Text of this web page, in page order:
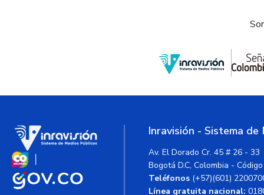
Inravisión - Sistema
Av. El Dorado Cr. 45 # 26 - 33
Bogotá D.C, Colombia -
Teléfonos (+57)(601)
Línea gratuita nacional: